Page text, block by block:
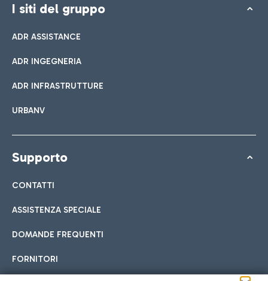
I siti del gruppo
ADR ASSISTANCE
ADR INGEGNERIA
ADR INFRASTRUTTURE
URBANV
Supporto
CONTATTI
ASSISTENZA SPECIALE
DOMANDE FREQUENTI
FORNITORI